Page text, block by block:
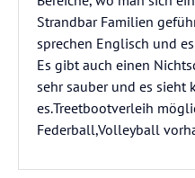
Strandbar Familien
sprechen Englisch und
Es gibt auch einen
sehr sauber und es sieht
es.Treetbootverleih
Federball,Volleyball